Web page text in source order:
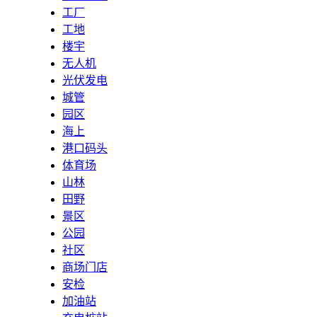
工厂
工地
楼宇
无人机
光伏发电
城管
园区
海上
港口码头
体育场
山林
田野
景区
公园
社区
商场门店
安检
加油站